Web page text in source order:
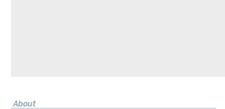
About